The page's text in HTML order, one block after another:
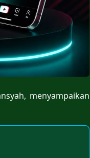
menyampaikan